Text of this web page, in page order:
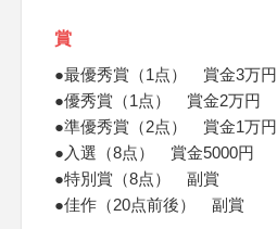
賞
●最優秀賞（1点） 賞金3万円
●優秀賞（1点） 賞金2万円
●準優秀賞（2点） 賞金1万円
●入選（8点） 賞金5000円
●特別賞（8点） 副賞
●佳作（20点前後） 副賞